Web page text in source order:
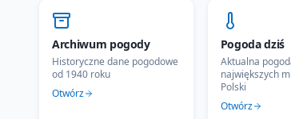
Archiwum pogody
Historyczne dane pogodowe
od 1940 roku
Otwórz
Pogoda dziś
Aktualna
największych
Polski
Otwórz